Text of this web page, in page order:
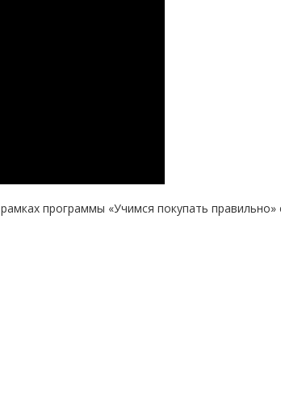
программы «Учимся покупать правильно»